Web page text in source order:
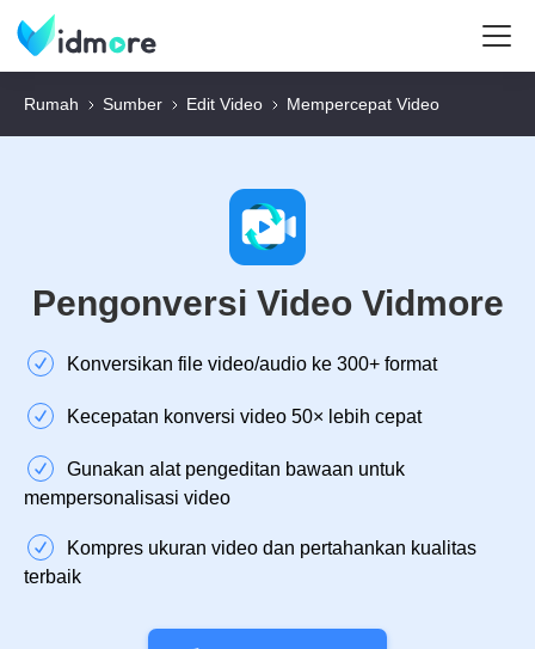
Rumah Sumber Edit Video Mempercepat Video
Pengonversi Video Vidmore
Konversikan file video/audio ke 300+ format
Kecepatan konversi video 50× lebih cepat
Gunakan alat pengeditan bawaan untuk
mempersonalisasi video
Kompres ukuran video dan pertahankan kualitas
terbaik